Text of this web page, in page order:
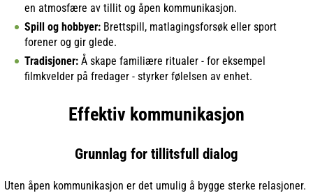
en atmosfære av tillit og åpen kommunikasjon.
Spill og hobbyer: Brettspill, matlagingsforsøk eller sport
forener og gir glede.
Tradisjoner: Å skape familiære ritualer - for eksempel
filmkvelder på fredager - styrker følelsen av enhet.
Effektiv kommunikasjon
Grunnlag for tillitsfull dialog
Uten åpen kommunikasjon er det umulig å bygge sterke relasjoner.